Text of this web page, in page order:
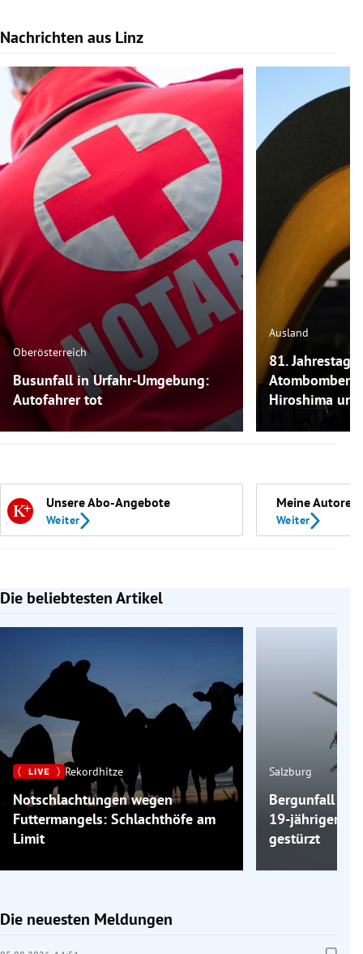
Nachrichten aus Linz
Slide 1 von 9
Oberösterreich
Busunfall in Urfahr-Umgebung:
Autofahrer tot
Ausland
81. Jahrestag:
Hiroshima
Unsere Abo-Angebote
Weiter
Meine Autoren
Weiter
Die beliebtesten Artikel
Slide 1 von 7
Rekordhitze
Notschlachtungen wegen
Futtermangels: Schlachthöfe am
Limit
Salzburg
Bergunfall am
19-jähriger
gestürzt
Die neuesten Meldungen